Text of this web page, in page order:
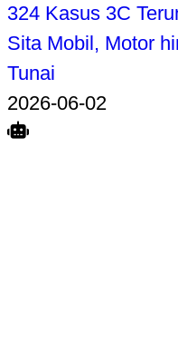
324 Kasus 3C
Sita Mobil, Motor
Tunai
2026-06-02